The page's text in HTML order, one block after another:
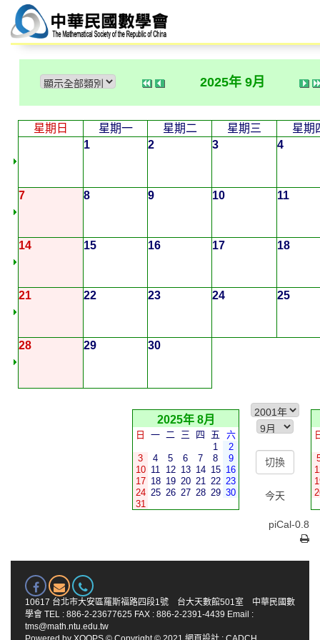
2025年 9月
星期日 星期一 星期二 星期三
星期
1
2 3 4
7 8 9 10 11
14 15 16 17 18
21 22 23 24 25
28 29 30
2025年 8月
日 一 二 三 四 五
六
1
2
3
4 5 6 7 8
9
10 11 12 13 14 15 16
17 18 19 20 21 22 23
24 25 26 27 28 29 30
31
今天
piCal-0.8
10617 台北市大安區羅斯福路四段1號 台大天數館501室 中華民國數
學會 TEL : 886-2-23677625 FAX : 886-2-2391-4439 Email :
tms@math.ntu.edu.tw